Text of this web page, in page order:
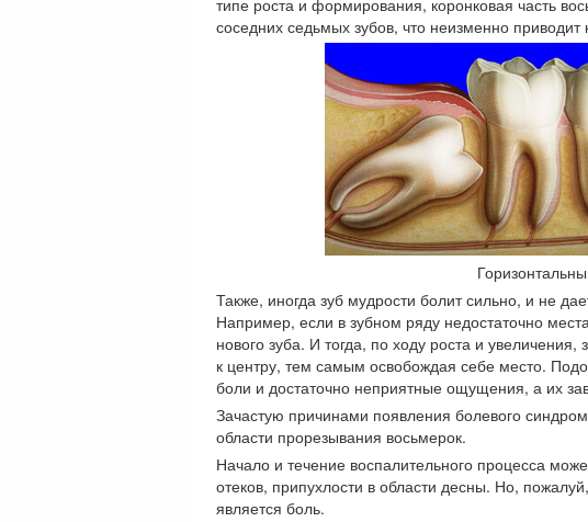
соседних седьмых зубов, что неизменно приводит
Также, иногда зуб мудрости болит сильно, и не
Например, если в зубном ряду недостаточно
нового зуба. И тогда, по ходу роста и
к центру, тем самым освобождая себе место.
боли и достаточно неприятные ощущения, а их
Зачастую причинами появления болевого
области прорезывания восьмерок.
Начало и течение воспалительного процесса
отеков, припухлости в области десны. Но,
является боль.